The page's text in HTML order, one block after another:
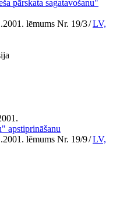
pārskata sagatavošanu"
lēmums Nr. 19/3/LV,
apstiprināšanu
lēmums Nr. 19/9/LV,